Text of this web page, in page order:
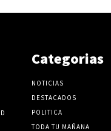
Categorias
NOTICIAS
DESTACADOS
POLITICA
TODA TU MAÑANA